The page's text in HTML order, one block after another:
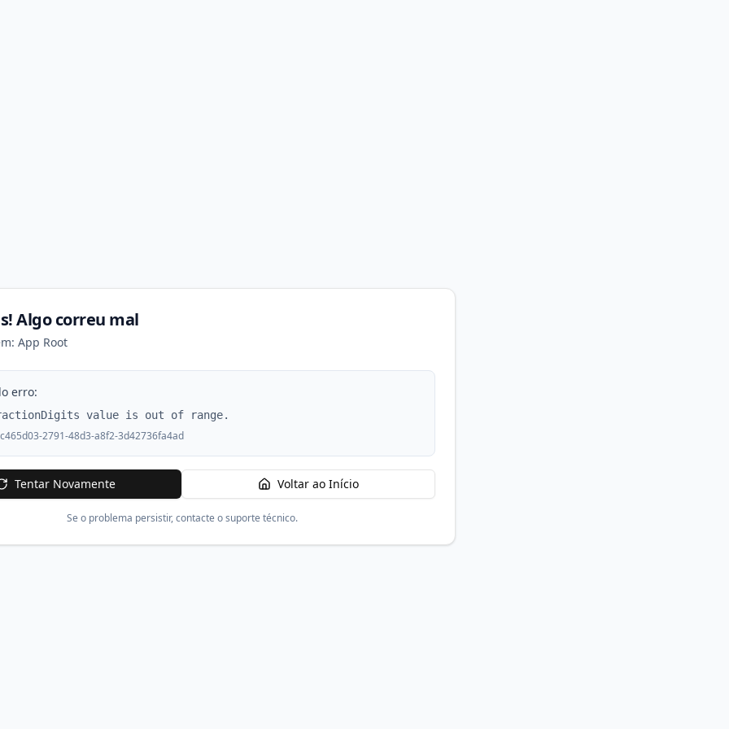
Algo correu mal
App Root
erro:
value is out of range.
2791-48d3-a8f2-3d42736fa4ad
Tentar Novamente Voltar ao Início
Se o problema persistir, contacte o suporte técnico.